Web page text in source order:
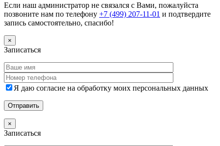
Если наш администратор не связался с Вами, пожалуйста
позвоните нам по телефону +7 (499) 207-11-01 и подтвердите
запись самостоятельно, спасибо!
×
Записаться
Я даю согласие на обработку моих персональных данных
×
Записаться